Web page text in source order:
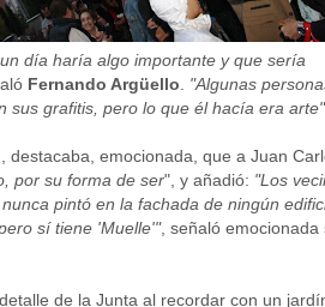
día haría algo importante y que sería
Fernando Argüello. "Algunas
sus grafitis, pero lo que él hacía era arte"
destacaba, emocionada, que a Juan
por su forma de ser", y añadió: "Los
pintó en la fachada de ningún
sí tiene 'Muelle'", señaló emocionada
de la Junta al recordar con un